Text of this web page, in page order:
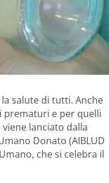
salute di tutti. Anche
prematuri e per quelli
lanciato dalla
Donato (AIBLUD
che si celebra il